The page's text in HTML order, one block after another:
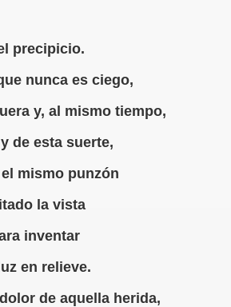
precipicio.
nunca es ciego,
y, al mismo tiempo,
de esta suerte,
mismo punzón
la vista
inventar
en relieve.
de aquella herida,
en Nois-es Cecs i Deficients
03-03-09 (Pedro A. Zurita)